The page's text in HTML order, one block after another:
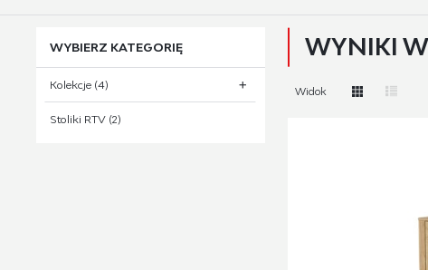
WYBIERZ KATEGORIĘ
Kolekcje (4)
system ARANGO (4)
Stoliki RTV (2)
WYNIKI
Widok